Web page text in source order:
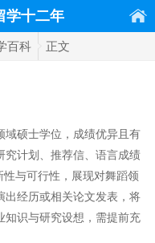
学十二年
百科 正文
域硕士学位，成绩优异且有
究计划、推荐信、语言成绩
性与可行性，展现对舞蹈领
出经历或相关论文发表，将
知识与研究设想，需提前充